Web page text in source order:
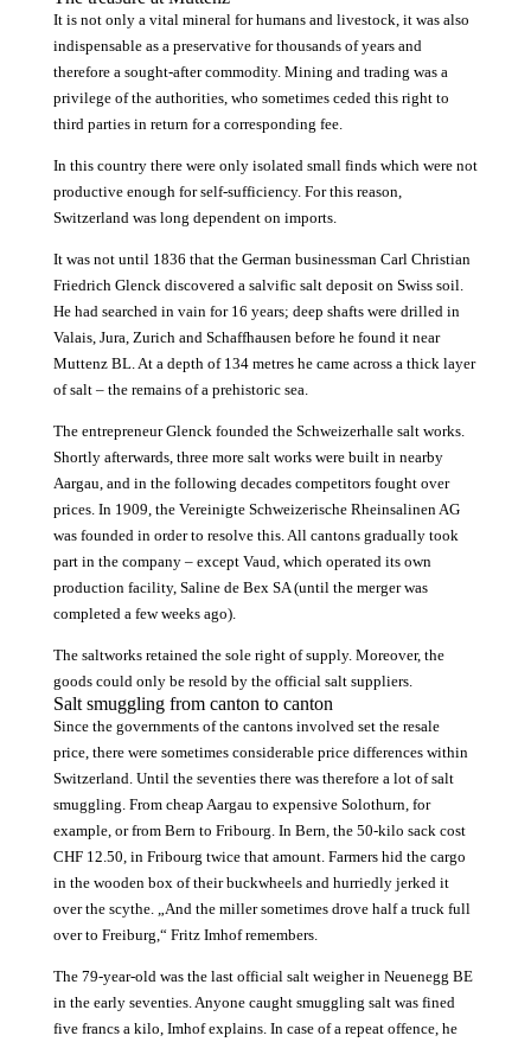
It is not only a vital mineral for humans and livestock, it was also
indispensable as a preservative for thousands of years and
therefore a sought-after commodity. Mining and trading was a
privilege of the authorities, who sometimes ceded this right to
third parties in return for a corresponding fee.
In this country there were only isolated small finds which were not
productive enough for self-sufficiency. For this reason,
Switzerland was long dependent on imports.
It was not until 1836 that the German businessman Carl Christian
Friedrich Glenck discovered a salvific salt deposit on Swiss soil.
He had searched in vain for 16 years; deep shafts were drilled in
Valais, Jura, Zurich and Schaffhausen before he found it near
Muttenz BL. At a depth of 134 metres he came across a thick layer
of salt – the remains of a prehistoric sea.
The entrepreneur Glenck founded the Schweizerhalle salt works.
Shortly afterwards, three more salt works were built in nearby
Aargau, and in the following decades competitors fought over
prices. In 1909, the Vereinigte Schweizerische Rheinsalinen AG
was founded in order to resolve this. All cantons gradually took
part in the company – except Vaud, which operated its own
production facility, Saline de Bex SA (until the merger was
completed a few weeks ago).
The saltworks retained the sole right of supply. Moreover, the
goods could only be resold by the official salt suppliers.
Salt smuggling from canton to canton
Since the governments of the cantons involved set the resale
price, there were sometimes considerable price differences within
Switzerland. Until the seventies there was therefore a lot of salt
smuggling. From cheap Aargau to expensive Solothurn, for
example, or from Bern to Fribourg. In Bern, the 50-kilo sack cost
CHF 12.50, in Fribourg twice that amount. Farmers hid the cargo
in the wooden box of their buckwheels and hurriedly jerked it
over the scythe. „And the miller sometimes drove half a truck full
over to Freiburg,“ Fritz Imhof remembers.
The 79-year-old was the last official salt weigher in Neuenegg BE
in the early seventies. Anyone caught smuggling salt was fined
five francs a kilo, Imhof explains. In case of a repeat offence, he